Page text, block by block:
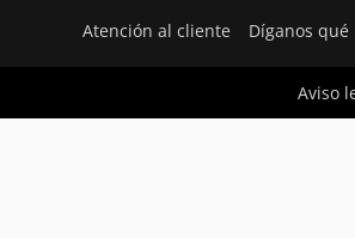
Atención al cliente Díganos qué
Aviso